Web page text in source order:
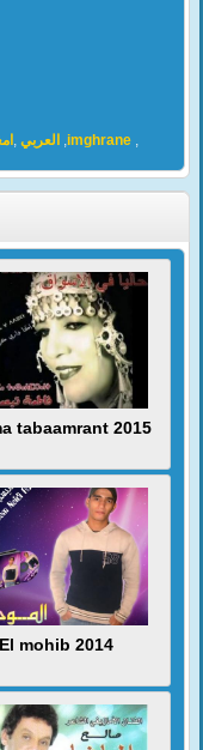
العربي , ,imghrane,
tabaamrant 2015
El mohib 2014